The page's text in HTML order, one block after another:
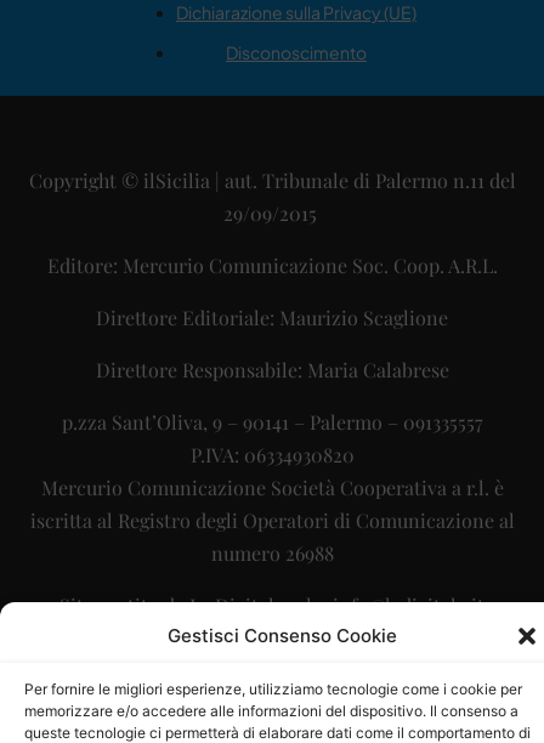
Gestisci Consenso Cookie
Per fornire le migliori esperienze, utilizziamo tecnologie come i cookie per
memorizzare e/o accedere alle informazioni del dispositivo. Il consenso a
queste tecnologie ci permetterà di elaborare dati come il comportamento di
Dichiarazione sulla Privacy (UE)
Disconoscimento
Copyright © ilSicilia | aut. Tribunale di Palermo n.11 del
29/09/2015
Editore: Mercurio Comunicazione Soc. Coop. A.R.L.
Direttore Editoriale: Maurizio Scaglione
Direttore Responsabile: Maria Calabrese
p.zza Sant’Oliva, 9 – 90141 – Palermo – 091335557
P.IVA: 06334930820
Mercurio Comunicazione Società Cooperativa a r.l. è
iscritta al Registro degli Operatori di Comunicazione al
numero 26988
Sito gestito daLa Digitale srl–info@ladigitale.it